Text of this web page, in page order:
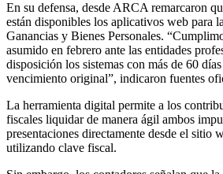
En su defensa, desde ARCA remarcaron
están disponibles los aplicativos web para
Ganancias y Bienes Personales.
asumido en febrero ante las entidades
disposición los sistemas con más de 60
vencimiento original”, indicaron fuentes
La herramienta digital permite a los
fiscales liquidar de manera ágil ambos
presentaciones directamente desde el sitio
utilizando clave fiscal.